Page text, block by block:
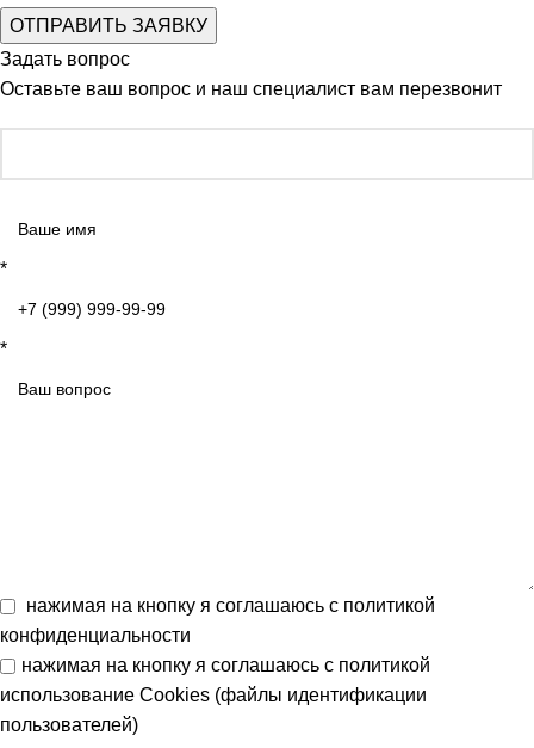
Задать вопрос
Оставьте ваш вопрос и наш специалист вам перезвонит
*
*
нажимая на кнопку я соглашаюсь с политикой
конфиденциальности
нажимая на кнопку я соглашаюсь с политикой
использование Cookies (файлы идентификации
пользователей)